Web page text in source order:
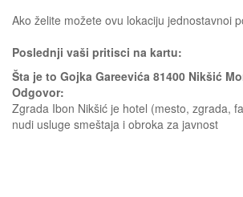
Ako želite možete ovu lokaciju jednostavnoi
Poslednji vaši pritisci na kartu:
Šta je to Gojka Gareevića 81400 Nikšić
Odgovor:
Zgrada Ibon Nikšić je hotel (mesto, zgrada,
nudi usluge smeštaja i obroka za javnost